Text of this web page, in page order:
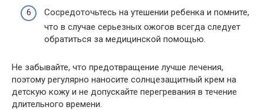
Сосредоточьтесь на утешении ребенка и помните,
что в случае серьезных ожогов всегда следует
обратиться за медицинской помощью.
Не забывайте, что предотвращение лучше лечения,
поэтому регулярно наносите солнцезащитный крем на
детскую кожу и не допускайте перегревания в течение
длительного времени.